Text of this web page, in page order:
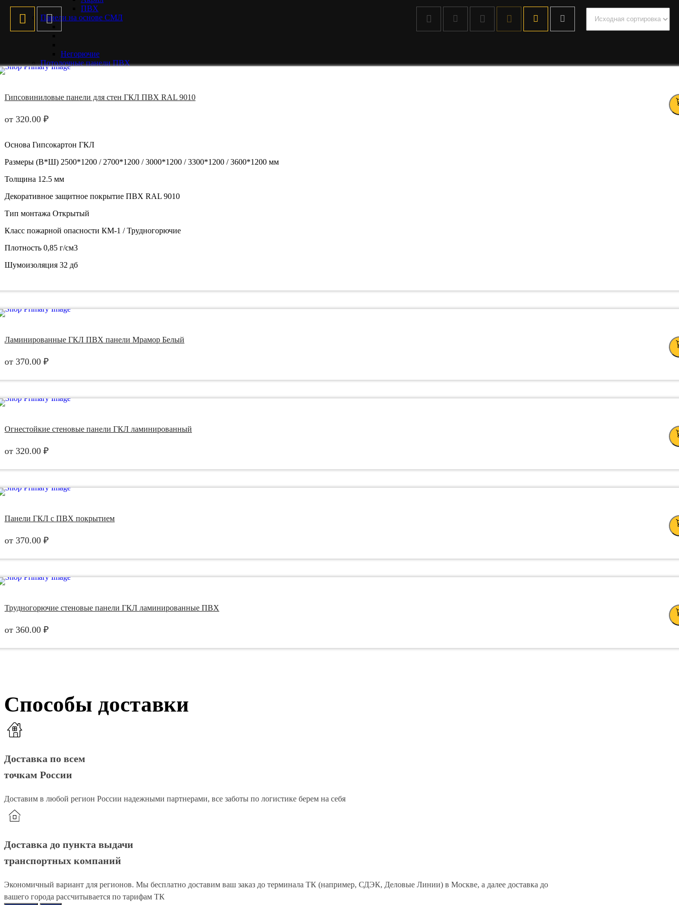
ПВХ
Панели на основе СМЛ
Негорючие
Потолочные панели ПВХ
Акустические стеновые панели
Каталог ПВХ покрытий
Готовые решения
Отбойная доска
Сотрудничество
Заказать
Гипсовиниловые панели для стен ГКЛ ПВХ RAL 9010
от 320.00 ₽
Основа Гипсокартон ГКЛ
Размеры (В*Ш) 2500*1200 / 2700*1200 / 3000*1200 / 3300*1200 / 3600*1200 мм
Толщина 12.5 мм
Декоративное защитное покрытие ПВХ RAL 9010
Тип монтажа Открытый
Класс пожарной опасности КМ-1 / Трудногорючие
Плотность 0,85 г/см3
Шумоизоляция 32 дб
Ламинированные ГКЛ ПВХ панели Мрамор Белый
от 370.00 ₽
Огнестойкие стеновые панели ГКЛ ламинированный
от 320.00 ₽
Панели ГКЛ с ПВХ покрытием
от 370.00 ₽
Трудногорючие стеновые панели ГКЛ ламинированные ПВХ
от 360.00 ₽
Способы доставки
Доставка по всем
точкам России
Доставим в любой регион России надежными партнерами, все заботы по логистике берем на себя
Доставка до пункта выдачи
транспортных компаний
Экономичный вариант для регионов. Мы бесплатно доставим ваш заказ до терминала ТК (например, СДЭК, Деловые Линии) в Москве, а далее доставка до
вашего города рассчитывается по тарифам ТК